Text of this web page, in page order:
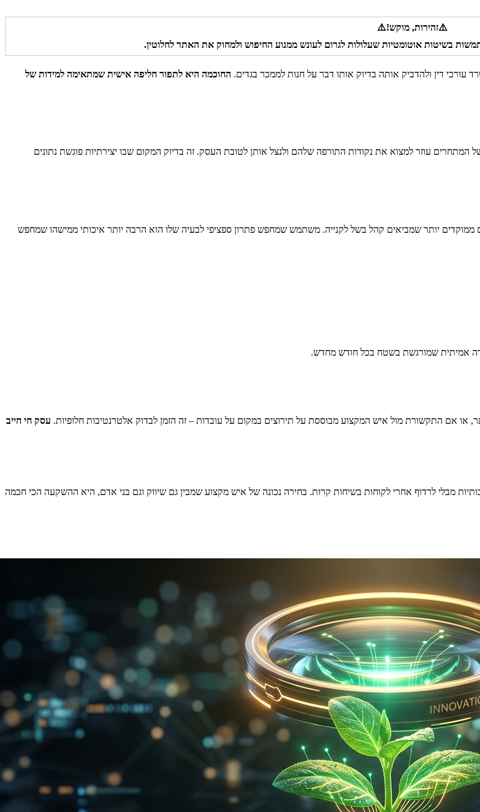
⚠️זהירות, מוקש!⚠️
בשיטות אוטומטיות שעלולות לגרום לעונש ממנוע החיפוש ולמחוק את האתר לחלוטין.
דין ולהדביק אותה בדיוק אותו דבר על חנות לממכר בגדים. החוכמה היא לתפור חליפה אישית שמתאימה למידות של
עוזר למצוא את נקודות התורפה שלהם ולנצל אותן לטובת העסק. זה בדיוק המקום שבו יצירתיות פוגשת נתונים
יותר שמביאים קהל בשל לקנייה. משתמש שמחפש פתרון ספציפי לבעיה שלו הוא הרבה יותר איכותי ממישהו שמחפש
אמיתית שמורגשת בשטח בכל חודש מחדש.
או אם התקשורת מול איש המקצוע מבוססת על תירוצים במקום על עובדות – זה הזמן לבדוק אלטרנטיבות חלופיות. עסק חי חייב
מבלי לרדוף אחרי לקוחות בשיחות קרות. בחירה נכונה של איש מקצוע שמבין גם שיווק וגם בני אדם, היא ההשקעה הכי חכמה